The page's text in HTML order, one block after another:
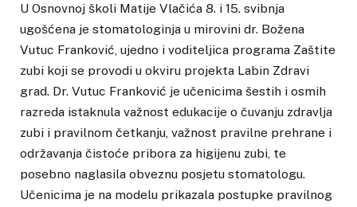
U Osnovnoj školi Matije Vlačića 8. i 15. svibnja
ugošćena je stomatologinja u mirovini dr. Božena
Vutuc Franković, ujedno i voditeljica programa Zaštite
zubi koji se provodi u okviru projekta Labin Zdravi
grad. Dr. Vutuc Franković je učenicima šestih i osmih
razreda istaknula važnost edukacije o čuvanju zdravlja
zubi i pravilnom četkanju, važnost pravilne prehrane i
održavanja čistoće pribora za higijenu zubi, te
posebno naglasila obveznu posjetu stomatologu.
Učenicima je na modelu prikazala postupke pravilnog